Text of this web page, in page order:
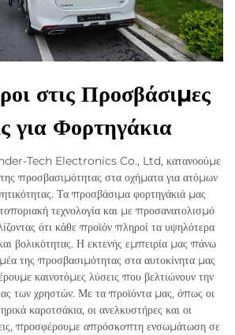
στις Προσβάσιμες
για Φορτηγάκια
Tech Electronics Co., Ltd, κατανοούμε
προσβασιμότητας στα οχήματα για ατόμων
Τα προσβάσιμα φορτηγάκιά μας
τεχνολογία και με προσανατολισμό
ότι κάθε προϊόν πληροί τα υψηλότερα
βολικότητας. Η εκτενής εμπειρία μας πάνω
της προσβασιμότητας στα αυτοκίνητα μας
καινοτόμες λύσεις που βελτιώνουν την
των χρηστών. Με τα προϊόντα μας, όπως οι
καροτσάκια, οι ανελκυστήρες και οι
προσφέρουμε απρόσκοπτη ενσωμάτωση σε